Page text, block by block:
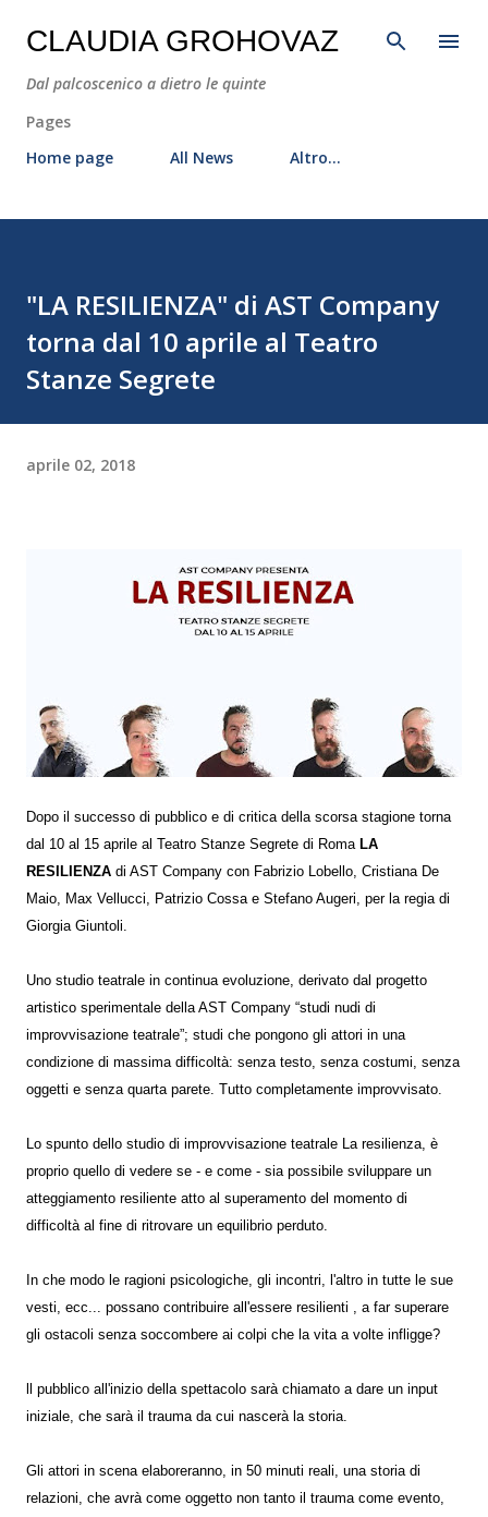
Passa ai contenuti principali
CLAUDIA GROHOVAZ
Dal palcoscenico a dietro le quinte
Pages
Home page
All News Altro…
"LA RESILIENZA" di AST Company
torna dal 10 aprile al Teatro
Stanze Segrete
aprile 02, 2018
Dopo il successo di pubblico e di critica della scorsa stagione torna
dal 10 al 15 aprile al Teatro Stanze Segrete di Roma LA
RESILIENZA di AST Company con Fabrizio Lobello, Cristiana De
Maio, Max Vellucci, Patrizio Cossa e Stefano Augeri, per la regia di
Giorgia Giuntoli.
Uno studio teatrale in continua evoluzione, derivato dal progetto
artistico sperimentale della AST Company “studi nudi di
improvvisazione teatrale”; studi che pongono gli attori in una
condizione di massima difficoltà: senza testo, senza costumi, senza
oggetti e senza quarta parete. Tutto completamente improvvisato.
Lo spunto dello studio di improvvisazione teatrale La resilienza, è
proprio quello di vedere se - e come - sia possibile sviluppare un
atteggiamento resiliente atto al superamento del momento di
difficoltà al fine di ritrovare un equilibrio perduto.
In che modo le ragioni psicologiche, gli incontri, l'altro in tutte le sue
vesti, ecc... possano contribuire all'essere resilienti , a far superare
gli ostacoli senza soccombere ai colpi che la vita a volte infligge?
ll pubblico all'inizio della spettacolo sarà chiamato a dare un input
iniziale, che sarà il trauma da cui nascerà la storia.
Gli attori in scena elaboreranno, in 50 minuti reali, una storia di
relazioni, che avrà come oggetto non tanto il trauma come evento,